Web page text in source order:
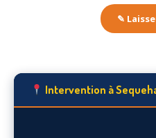
✎
Intervention à